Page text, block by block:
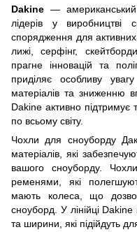
Dakine —
лідерів у виробництві
спорядження для активних
лижі, серфінг,
прагне інновацій та
приділяє особливу
матеріалів та зниженню
Dakine активно підтримує
по всьому світу.
Чохли для сноуборду
матеріалів, які
вашого сноуборду.
ременями, які
мають колеса, що
сноуборд. У лінійці
та ширини, які підійдуть